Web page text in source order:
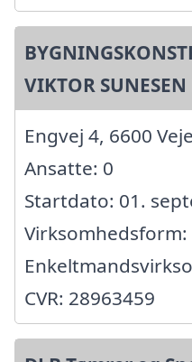
VIKTOR SUNESEN
Engvej 4, 6600
Ansatte: 0
Startdato: 01.
Virksomhedsform:
CVR: 28963459